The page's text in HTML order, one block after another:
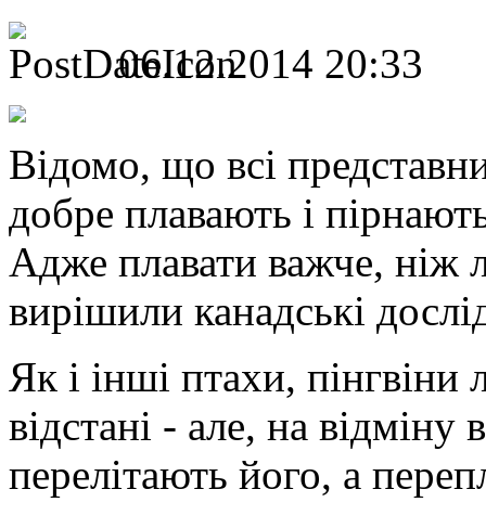
06.12.2014 20:33
Відомо, що всі
добре плавають і
Адже плавати важче, ніж
вирішили канадські
Як і інші птахи, пінгвіни
відстані - але, на відміну
перелітають його, а